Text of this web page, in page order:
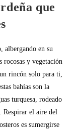
que
albergando en su
rocosas y vegetación
rincón solo para ti,
bahías son la
turquesa, rodeado
Respirar el aire del
es sumergirse